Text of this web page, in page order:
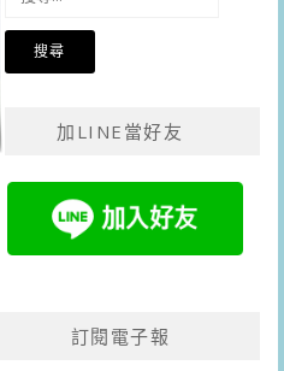
關
加LINE當好友
訂閱電子報